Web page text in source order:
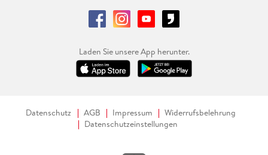
Laden Sie unsere App herunter.
Datenschutz AGB Impressum
Widerrufsbelehrung
Datenschutzeinstellungen